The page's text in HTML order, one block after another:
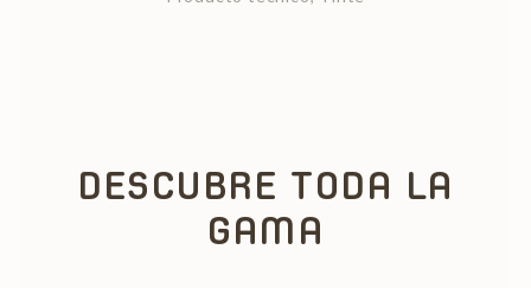
DESCUBRE TODA LA
GAMA